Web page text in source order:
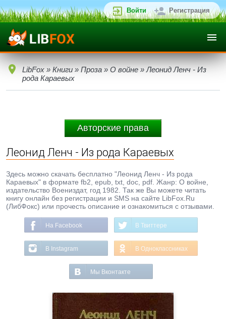
Войти Регистрация
LibFox » Книги » Проза » О войне » Леонид Ленч - Из
рода Караевых
Авторские права
Леонид Ленч - Из рода Караевых
Здесь можно скачать бесплатно "Леонид Ленч - Из рода
Караевых" в формате fb2, epub, txt, doc, pdf. Жанр: О войне,
издательство Воениздат, год 1982. Так же Вы можете читать
книгу онлайн без регистрации и SMS на сайте LibFox.Ru
(ЛибФокс) или прочесть описание и ознакомиться с отзывами.
На Facebook В Твиттере
В Instagram В Одноклассниках
Мы Вконтакте